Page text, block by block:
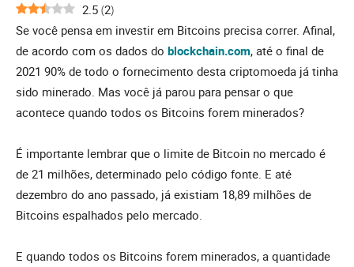
2.5 (2)
Se você pensa em investir em Bitcoins precisa correr. Afinal,
de acordo com os dados do blockchain.com, até o final de
2021 90% de todo o fornecimento desta criptomoeda já tinha
sido minerado. Mas você já parou para pensar o que
acontece quando todos os Bitcoins forem minerados?
É importante lembrar que o limite de Bitcoin no mercado é
de 21 milhões, determinado pelo código fonte. E até
dezembro do ano passado, já existiam 18,89 milhões de
Bitcoins espalhados pelo mercado.
E quando todos os Bitcoins forem minerados, a quantidade